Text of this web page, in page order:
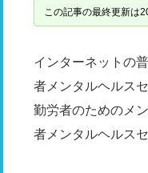
この記事の最終更新は
インターネットの
者メンタルヘルス
勤労者のためのメ
者メンタルヘルス